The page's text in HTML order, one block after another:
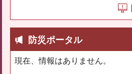
防災ポータル
現在、情報はありません。